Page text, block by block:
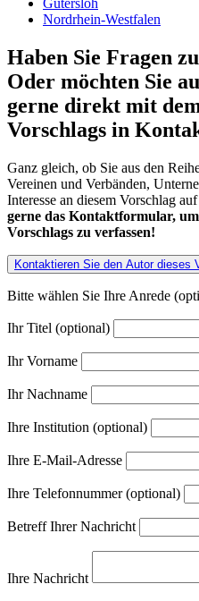
Gütersloh
Nordrhein-Westfalen
Haben Sie Fragen
Oder möchten Sie
gerne direkt mit
Vorschlags in
Ganz gleich, ob Sie aus den
Vereinen und Verbänden,
Interesse an diesem Vorschlag
gerne das Kontaktformular,
Vorschlags zu verfassen!
Kontaktieren Sie den Autor dieses
Bitte wählen Sie Ihre Anrede
Ihr Titel (optional)
Ihr Vorname
Ihr Nachname
Ihre Institution (optional)
Ihre E-Mail-Adresse
Ihre Telefonnummer (optional)
Betreff Ihrer Nachricht
Ihre Nachricht